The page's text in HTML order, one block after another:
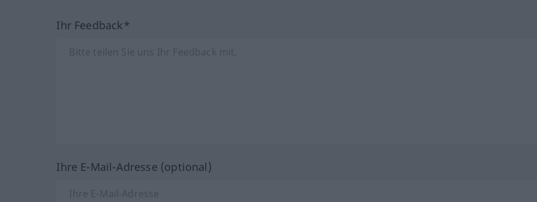
Ihr Feedback*
Ihre E-Mail-Adresse (optional)